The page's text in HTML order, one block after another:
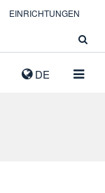
DE
EINRICHTUNGEN